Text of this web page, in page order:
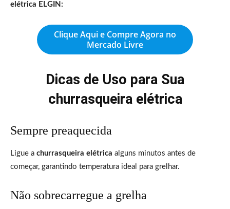
elétrica ELGIN:
Clique Aqui e Compre Agora no
Mercado Livre
Dicas de Uso para Sua
churrasqueira elétrica
Sempre preaquecida
Ligue a churrasqueira elétrica alguns minutos antes de
começar, garantindo temperatura ideal para grelhar.
Não sobrecarregue a grelha